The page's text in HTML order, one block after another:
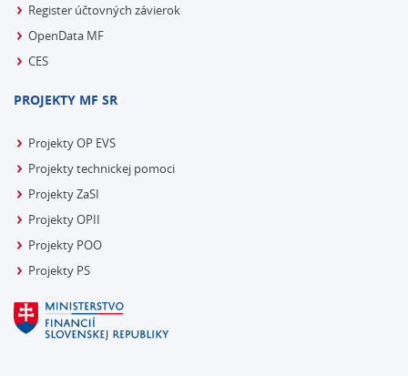
Register účtovných závierok
OpenData MF
CES
PROJEKTY MF SR
Projekty OP EVS
Projekty technickej pomoci
Projekty ZaSI
Projekty OPII
Projekty POO
Projekty PS